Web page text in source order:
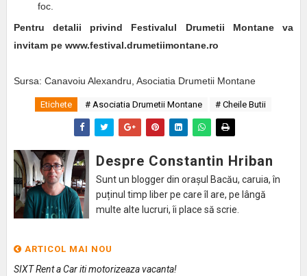
foc.
Pentru detalii privind Festivalul Drumetii Montane va
invitam pe www.festival.drumetiimontane.ro
Sursa: Canavoiu Alexandru, Asociatia Drumetii Montane
Etichete # Asociatia Drumetii Montane # Cheile Butii
Despre Constantin Hriban
Sunt un blogger din orașul Bacău, caruia, în
puținul timp liber pe care îl are, pe lângă
multe alte lucruri, îi place să scrie.
ARTICOL MAI NOU
SIXT Rent a Car iti motorizeaza vacanta!